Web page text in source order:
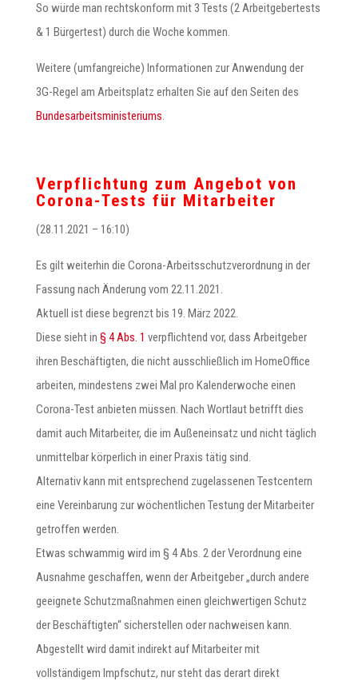
So würde man rechtskonform mit 3 Tests (2 Arbeitgebertests
& 1 Bürgertest) durch die Woche kommen.
Weitere (umfangreiche) Informationen zur Anwendung der
3G-Regel am Arbeitsplatz erhalten Sie auf den Seiten des
Bundesarbeitsministeriums.
Verpflichtung zum Angebot von
Corona-Tests für Mitarbeiter
(28.11.2021 – 16:10)
Es gilt weiterhin die Corona-Arbeitsschutzverordnung in der
Fassung nach Änderung vom 22.11.2021.
Aktuell ist diese begrenzt bis 19. März 2022.
Diese sieht in § 4 Abs. 1 verpflichtend vor, dass Arbeitgeber
ihren Beschäftigten, die nicht ausschließlich im HomeOffice
arbeiten, mindestens zwei Mal pro Kalenderwoche einen
Corona-Test anbieten müssen. Nach Wortlaut betrifft dies
damit auch Mitarbeiter, die im Außeneinsatz und nicht täglich
unmittelbar körperlich in einer Praxis tätig sind.
Alternativ kann mit entsprechend zugelassenen Testcentern
eine Vereinbarung zur wöchentlichen Testung der Mitarbeiter
getroffen werden.
Etwas schwammig wird im § 4 Abs. 2 der Verordnung eine
Ausnahme geschaffen, wenn der Arbeitgeber „durch andere
geeignete Schutzmaßnahmen einen gleichwertigen Schutz
der Beschäftigten“ sicherstellen oder nachweisen kann.
Abgestellt wird damit indirekt auf Mitarbeiter mit
vollständigem Impfschutz, nur steht das derart direkt